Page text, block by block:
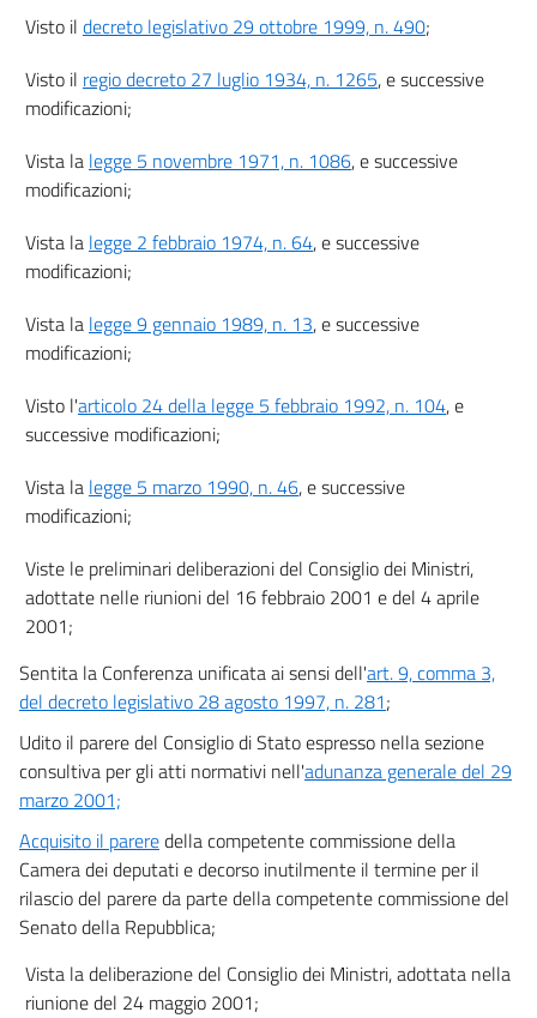
28
28 bis
29
Capo II
Sanzioni
30
31
32
33
34
34 ter
36
37
38
40
42
43
44
45
46
48
Visto il decreto legislativo 29 ottobre 1999, n. 490;
Visto il regio decreto 27 luglio 1934, n. 1265, e successive
modificazioni;
Vista la legge 5 novembre 1971, n. 1086, e successive
modificazioni;
Vista la legge 2 febbraio 1974, n. 64, e successive
modificazioni;
Vista la legge 9 gennaio 1989, n. 13, e successive
modificazioni;
Visto l'articolo 24 della legge 5 febbraio 1992, n. 104, e
successive modificazioni;
Vista la legge 5 marzo 1990, n. 46, e successive
modificazioni;
Viste le preliminari deliberazioni del Consiglio dei Ministri,
adottate nelle riunioni del 16 febbraio 2001 e del 4 aprile
2001;
Sentita la Conferenza unificata ai sensi dell'art. 9, comma 3,
del decreto legislativo 28 agosto 1997, n. 281;
Udito il parere del Consiglio di Stato espresso nella sezione
consultiva per gli atti normativi nell'adunanza generale del 29
marzo 2001;
Acquisito il pareredella competente commissione della
Camera dei deputati e decorso inutilmente il termine per il
rilascio del parere da parte della competente commissione del
Senato della Repubblica;
Vista la deliberazione del Consiglio dei Ministri, adottata nella
riunione del 24 maggio 2001;